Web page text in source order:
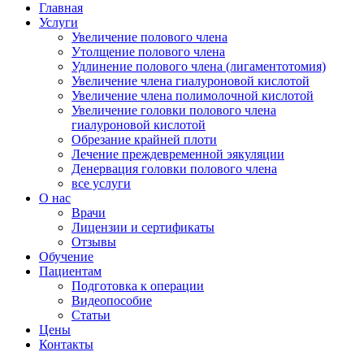
Главная
Услуги
Увеличение полового члена
Утолщение полового члена
Удлинение полового члена (лигаментотомия)
Увеличение члена гиалуроновой кислотой
Увеличение члена полимолочной кислотой
Увеличение головки полового члена
гиалуроновой кислотой
Обрезание крайней плоти
Лечение преждевременной эякуляции
Денервация головки полового члена
все услуги
О нас
Врачи
Лицензии и сертификаты
Отзывы
Обучение
Пациентам
Подготовка к операции
Видеопособие
Статьи
Цены
Контакты